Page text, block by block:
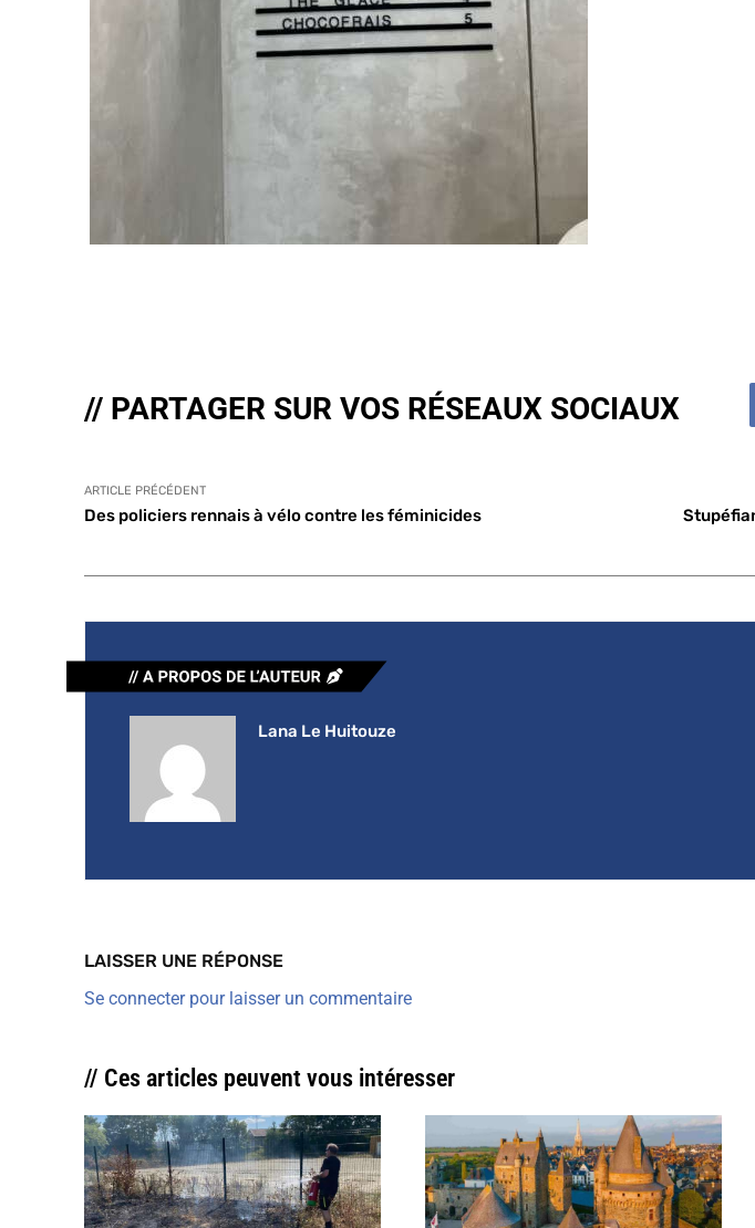
// PARTAGER SUR VOS RÉSEAUX SOCIAUX
ARTICLE PRÉCÉDENT
Des policiers rennais à vélo contre les féminicides
Lana Le Huitouze
LAISSER UNE RÉPONSE
Se connecter pour laisser un commentaire
// Ces articles peuvent vous intéresser